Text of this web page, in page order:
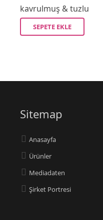
kavrulmuş & tuzlu
SEPETE EKLE
Sitemap
Anasayfa
Ürünler
Mediadaten
Şirket Portresi